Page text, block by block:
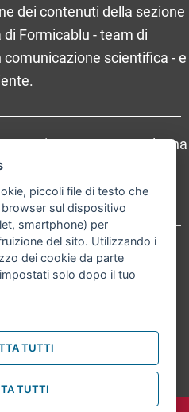
dei contenuti della sezione
di Formicablu - team di
scientifica - e
Maggiore, 6 - 40124 Bologna
IT 88 R 02008 02435
dei dati personali
i diritti riservati.
piccoli file di testo che
sul dispositivo
smartphone) per
del sito. Utilizzando i
dei cookie da parte
solo dopo il tuo
TUTTI
TUTTI